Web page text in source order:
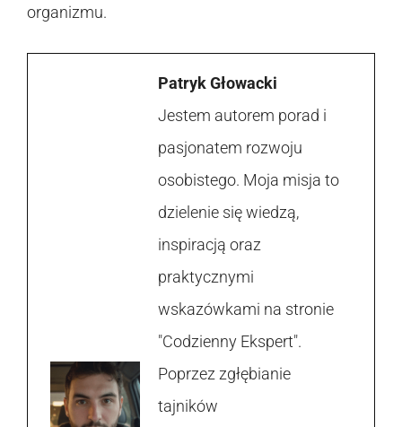
organizmu.
Patryk Głowacki
Jestem autorem porad i
pasjonatem rozwoju
osobistego. Moja misja to
dzielenie się wiedzą,
inspiracją oraz
praktycznymi
wskazówkami na stronie
"Codzienny Ekspert".
Poprzez zgłębianie
tajników